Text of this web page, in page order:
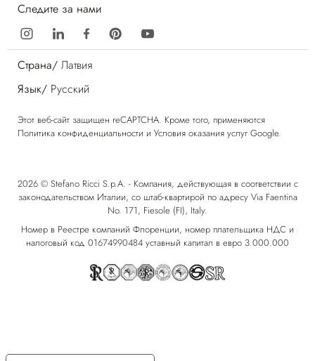
Следите за нами
Страна/ Латвия
Язык/ Русский
Этот веб-сайт защищен reCAPTCHA. Кроме того, применяются
Политика конфиденциальности и Условия оказания услуг Google.
2026 © Stefano Ricci S.p.A. - Компания, действующая в соответствии с
законодательством Италии, со штаб-квартирой по адресу Via Faentina
No. 171, Fiesole (FI), Italy.
Номер в Реестре компаний Флоренции, номер плательщика НДС и
налоговый код 01674990484 уставный капитал в евро 3.000.000